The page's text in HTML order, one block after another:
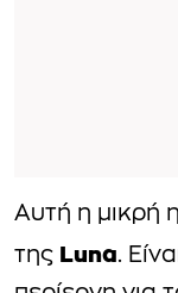
Αυτή η μικρή
της Luna.